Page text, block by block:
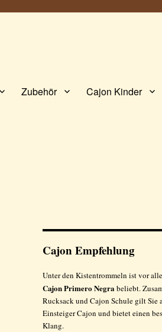
Zubehör Cajon Kinder
Cajon Empfehlung
Unter den Kistentrommeln ist vor
Cajon Primero Negrabeliebt.
Rucksack und Cajon Schule gilt Sie
Einsteiger Cajon und bietet einen
Klang.